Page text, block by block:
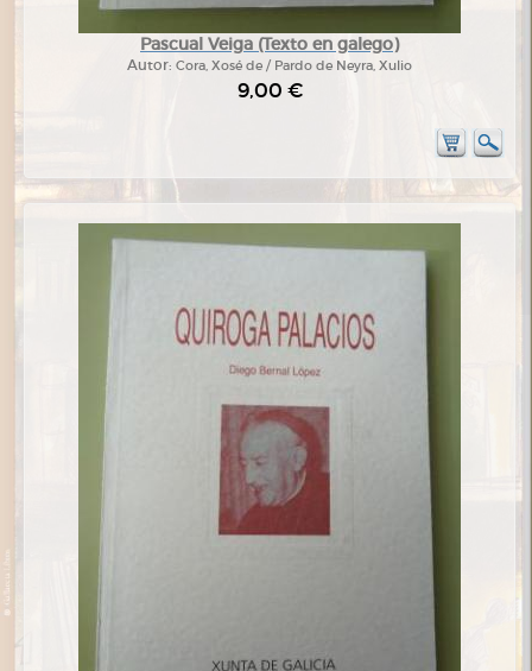
Pascual Veiga (Texto en galego)
Autor: Cora, Xosé de / Pardo de Neyra, Xulio
9,00 €